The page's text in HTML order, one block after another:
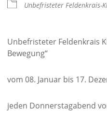
Unbefristeter Feldenkrais-
Unbefristeter Feldenkrais
Bewegung“
vom 08. Januar bis 17.
jeden Donnerstagabend